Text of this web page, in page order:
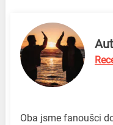
Oba jsme fanoušci